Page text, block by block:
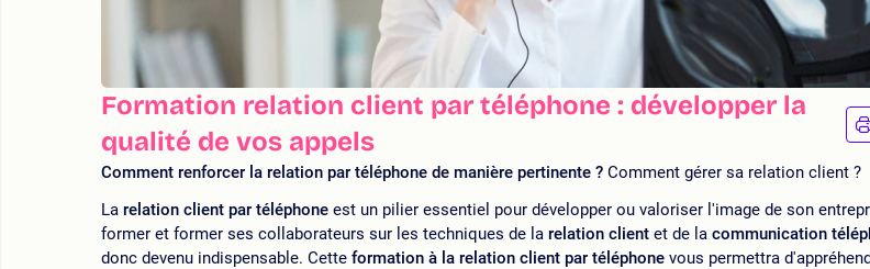
Formation relation client par téléphone : développer la
qualité de vos appels
Comment renforcer la relation par téléphone de manière pertinente ? Comment gérer sa relation client ?
La relation client par téléphone est un pilier essentiel pour développer ou valoriser l'image de son
former et former ses collaborateurs sur les techniques de la relation client et de la communication
donc devenu indispensable. Cette formation à la relation client par téléphone vous permettra